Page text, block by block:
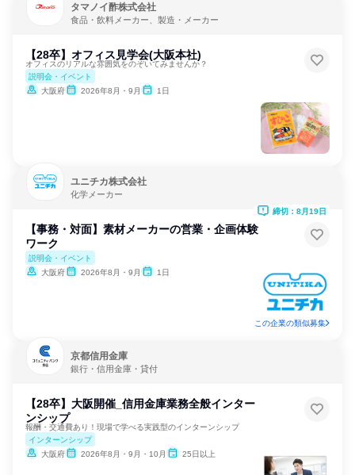
タマノイ酢株式会社
食品・飲料メーカー、製造・メーカー
【28卒】オフィス見学会(大阪本社)
オフィスのリアルな雰囲気をのぞいてみませんか？
説明会・イベント
大阪府
2026年8月・9月 1日
ユニチカ株式会社
化学メーカー
【事務・対面】素材メーカーの営業・企画体験
ワーク
説明会・イベント
大阪府
2026年8月・9月 1日
締切：8月19日
この企業の類似募集
京都信用金庫
銀行・信用金庫・貸付
【28卒】大阪開催_信用金庫業務全般インター
ンシップ
報酬・交通費あり！現場で学べる実践型のインターンシップ
インターンシップ
大阪府
2026年8月・9月・10月 25日以上